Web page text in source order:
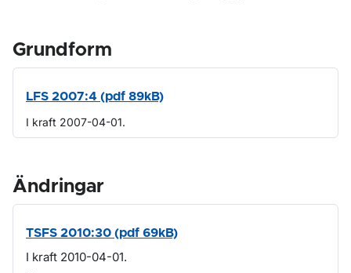
Grundform
LFS 2007:4 (pdf 89kB)
I kraft 2007-04-01.
Ändringar
TSFS 2010:30 (pdf 69kB)
I kraft 2010-04-01.